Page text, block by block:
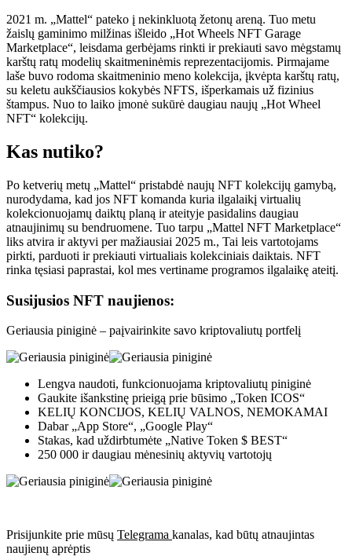
2021 m. „Mattel“ pateko į nekinkluotą žetonų areną. Tuo metu
žaislų gaminimo milžinas išleido „Hot Wheels NFT Garage
Marketplace“, leisdama gerbėjams rinkti ir prekiauti savo mėgstamų
karštų ratų modelių skaitmeninėmis reprezentacijomis. Pirmajame
laše buvo rodoma skaitmeninio meno kolekcija, įkvėpta karštų ratų,
su keletu aukščiausios kokybės NFTS, išperkamais už fizinius
štampus. Nuo to laiko įmonė sukūrė daugiau naujų „Hot Wheel
NFT“ kolekcijų.
Kas nutiko?
Po ketverių metų „Mattel“ pristabdė naujų NFT kolekcijų gamybą,
nurodydama, kad jos NFT komanda kuria ilgalaikį virtualių
kolekcionuojamų daiktų planą ir ateityje pasidalins daugiau
atnaujinimų su bendruomene. Tuo tarpu „Mattel NFT Marketplace“
liks atvira ir aktyvi per mažiausiai 2025 m., Tai leis vartotojams
pirkti, parduoti ir prekiauti virtualiais kolekciniais daiktais. NFT
rinka tęsiasi paprastai, kol mes vertiname programos ilgalaikę ateitį.
Susijusios NFT naujienos:
Geriausia piniginė – paįvairinkite savo kriptovaliutų portfelį
Lengva naudoti, funkcionuojama kriptovaliutų piniginė
Gaukite išankstinę prieigą prie būsimo „Token ICOS“
KELIŲ KONCIJOS, KELIŲ VALNOS, NEMOKAMAI
Dabar „App Store“, „Google Play“
Stakas, kad uždirbtumėte „Native Token $ BEST“
250 000 ir daugiau mėnesinių aktyvių vartotojų
Prisijunkite prie mūsų Telegrama kanalas, kad būtų atnaujintas
naujienų aprėptis